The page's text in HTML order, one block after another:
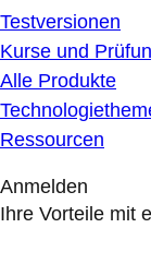
Testversionen
Kurse und
Alle Produkte
Ressourcen
Anmelden
Ihre Vorteile mit